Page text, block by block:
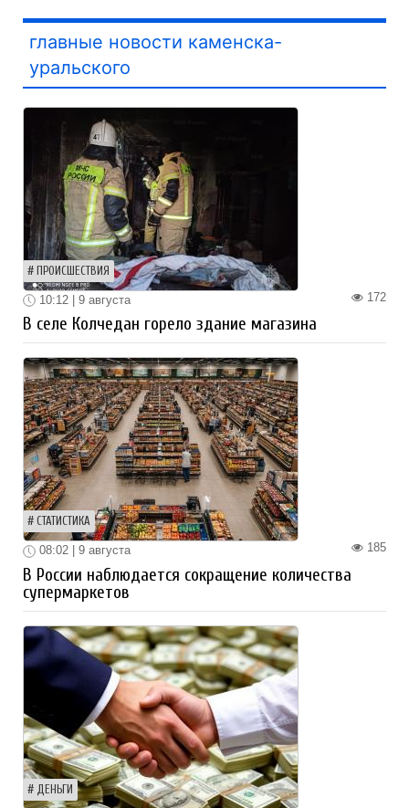
главные новости каменска-
уральского
ПРОИСШЕСТВИЯ
172
10:12 | 9 августа
В селе Колчедан горело здание магазина
СТАТИСТИКА
185
08:02 | 9 августа
В России наблюдается сокращение количества
супермаркетов
ДЕНЬГИ